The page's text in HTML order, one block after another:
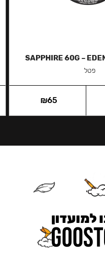
SAPPHIRE 60G –
פטל
₪65
למועדון